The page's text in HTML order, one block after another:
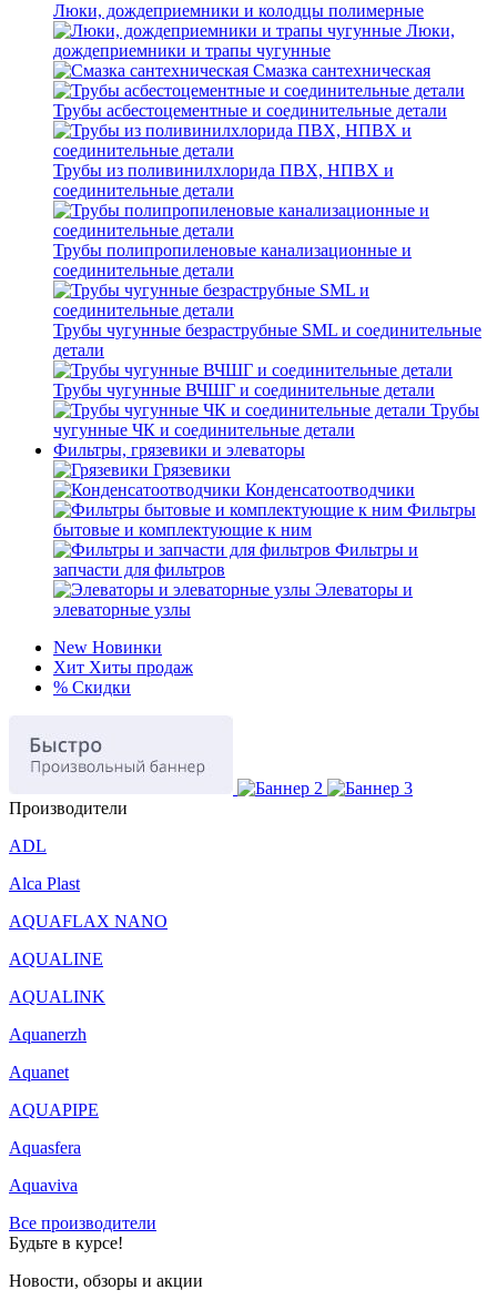
Люки, дождеприемники и колодцы полимерные
Люки,
дождеприемники и трапы чугунные
Смазка сантехническая
Трубы асбестоцементные и соединительные детали
Трубы из поливинилхлорида ПВХ, НПВХ и
соединительные детали
Трубы полипропиленовые канализационные и
соединительные детали
Трубы чугунные безраструбные SML и соединительные
детали
Трубы чугунные ВЧШГ и соединительные детали
Трубы
чугунные ЧК и соединительные детали
Фильтры, грязевики и элеваторы
Грязевики
Конденсатоотводчики
Фильтры
бытовые и комплектующие к ним
Фильтры и
запчасти для фильтров
Элеваторы и
элеваторные узлы
New Новинки
Хит Хиты продаж
% Скидки
Производители
ADL
Alca Plast
AQUAFLAX NANO
AQUALINE
AQUALINK
Aquanerzh
Aquanet
AQUAPIPE
Aquasfera
Aquaviva
Все производители
Будьте в курсе!
Новости, обзоры и акции